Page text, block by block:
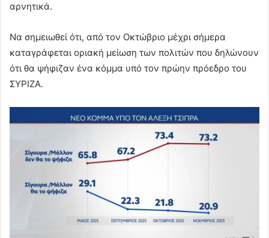
αρνητικά.
Να σημειωθεί ότι, από τον Οκτώβριο μέχρι σήμερα
καταγράφεται οριακή μείωση των πολιτών που δηλώνουν
ότι θα ψήφιζαν ένα κόμμα υπό τον πρώην πρόεδρο του
ΣΥΡΙΖΑ.